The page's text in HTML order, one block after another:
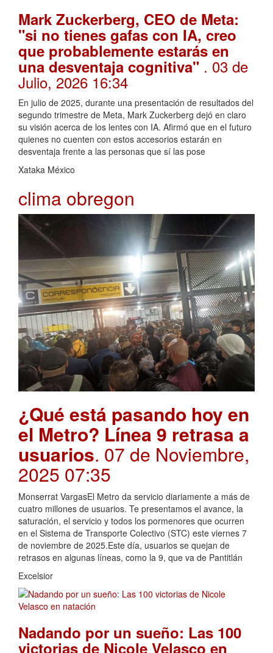
Mark Zuckerberg, CEO de Meta:
"si no tienes gafas con IA, creo
que probablemente estarás en
una desventaja cognitiva" . 03 de
Julio, 2026 16:34
En julio de 2025, durante una presentación de resultados del
segundo trimestre de Meta, Mark Zuckerberg dejó en claro
su visión acerca de los lentes con IA. Afirmó que en el futuro
quienes no cuenten con estos accesorios estarán en
desventaja frente a las personas que sí las pose
Xataka México
clima obregon
¿Qué está pasando hoy en
el Metro? Línea 9 retrasa a
usuarios. 07 de Noviembre,
2025 07:35
Monserrat VargasEl Metro da servicio diariamente a más de
cuatro millones de usuarios. Te presentamos el avance, la
saturación, el servicio y todos los pormenores que ocurren
en el Sistema de Transporte Colectivo (STC) este viernes 7
de noviembre de 2025.Este día, usuarios se quejan de
retrasos en algunas líneas, como la 9, que va de Pantitlán
Excelsior
Nadando por un sueño: Las 100
victorias de Nicole Velasco en